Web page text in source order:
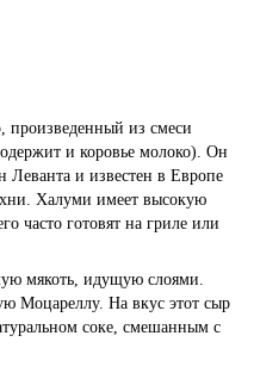
из смеси
и коровье молоко). Он
Леванта и известен в Европе
Халуми имеет высокую
часто готовят на гриле или
мякоть, идущую слоями.
Моцареллу. На вкус этот сыр
соке, смешанным с